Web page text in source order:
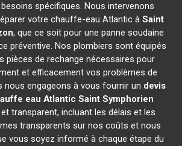
spécifiques. Nous intervenons
votre chauffe-eau Atlantic àSaint
, que ce soit pour une panne soudaine
préventive. Nos plombiers sont équipés
pièces de rechange nécessaires pour
et efficacement vos problèmes de
nous engageons à vous fournir un devis
eau Atlantic Saint Symphorien
transparent, incluant les délais et les
transparents sur nos coûts et nous
vous soyez informé à chaque étape du